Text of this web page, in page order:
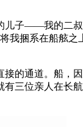
子——我的二叔
我捆系在船舷
的通道。船，
三位亲人在长